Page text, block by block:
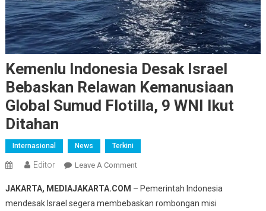
Kemenlu Indonesia Desak Israel
Bebaskan Relawan Kemanusiaan
Global Sumud Flotilla, 9 WNI Ikut
Ditahan
Internasional News Terkini
Editor Leave A CommentOn
Indonesia
Desak
JAKARTA, MEDIAJAKARTA.COM – Pemerintah Indonesia
mendesak Israel segera membebaskan rombongan misi